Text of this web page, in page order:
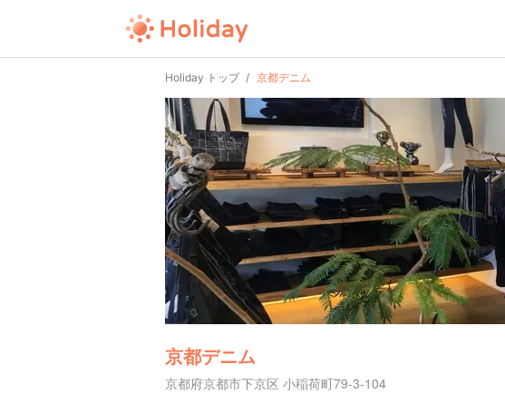
Holiday トップ 京都デニム
京都デニム
京都府京都市下京区 小稲荷町79-3-104